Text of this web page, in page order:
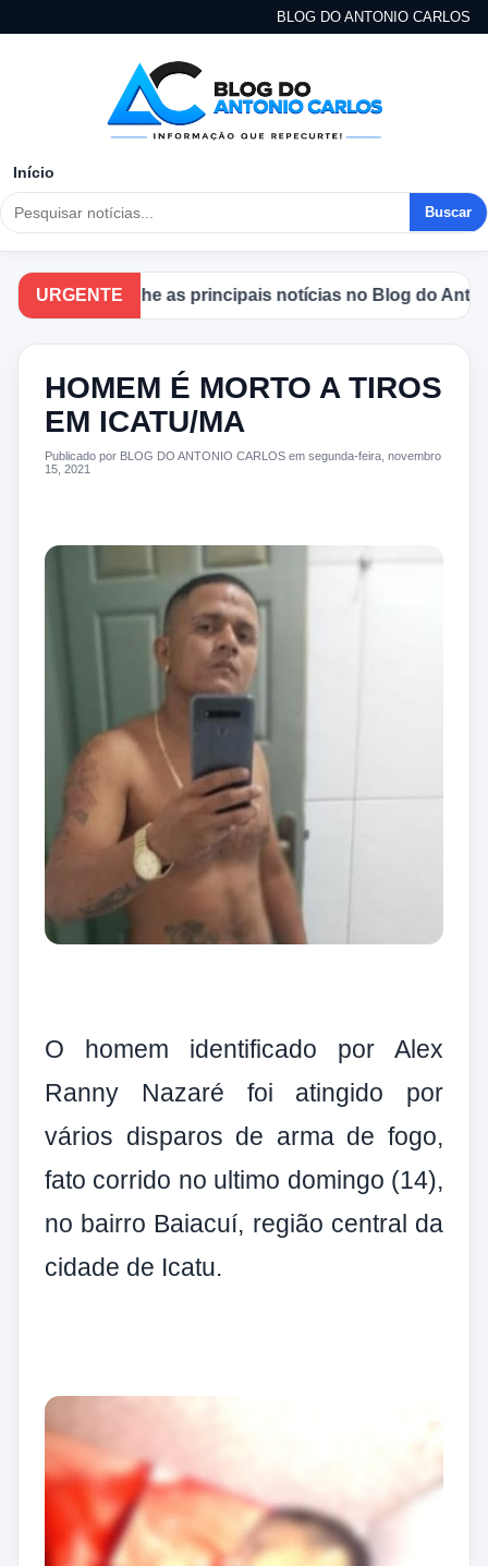
BLOG DO ANTONIO CARLOS
Início
Buscar
URGENTE
Acompanhe as principais notícias no Blog do Antonio
HOMEM É MORTO A TIROS
EM ICATU/MA
Publicado por BLOG DO ANTONIO CARLOS em segunda-feira, novembro
15, 2021
O homem identificado por Alex
Ranny Nazaré foi atingido por
vários disparos de arma de fogo,
fato corrido no ultimo domingo (14),
no bairro Baiacuí, região central da
cidade de Icatu.